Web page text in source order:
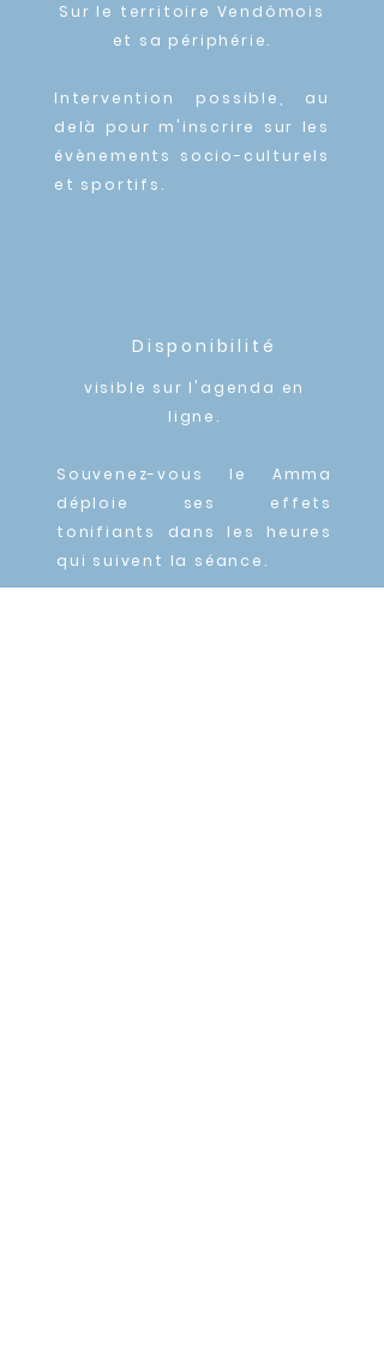
Sur le territoire Vendômois
et sa périphérie.
Intervention possible, au
delà pour m'inscrire sur les
évènements socio-culturels
et sportifs .
Disponibilité
visible sur l'agenda en
ligne.
Souvenez-vous le Amma
déploie ses effets
tonifiants dans les heures
qui suivent la séance.